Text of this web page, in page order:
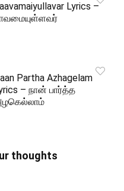
Lyrics –
Partha Azhagelam
– நான் பார்த்த
thoughts